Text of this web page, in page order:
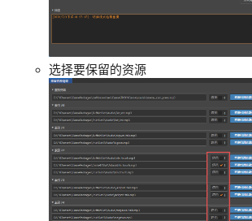
选择要保留的资源